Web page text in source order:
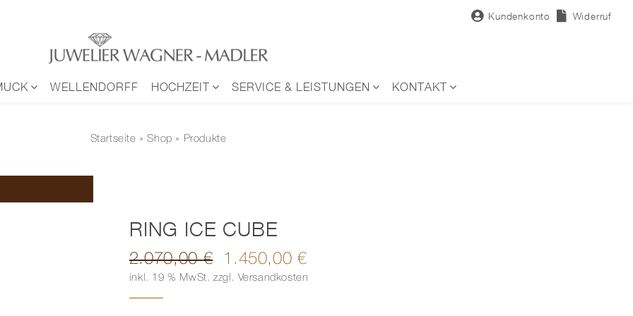
Kundenkonto Widerruf
WELLENDORFF HOCHZEIT SERVICE & LEISTUNGEN KONTAKT
Startseite »Shop » Produkte
RING ICE CUBE
2.070,00€
Ursprünglicher
Preis
war:
1.450,00€
Aktueller
Preis
ist:
inkl. 19 % MwSt. zzgl. Versandkosten